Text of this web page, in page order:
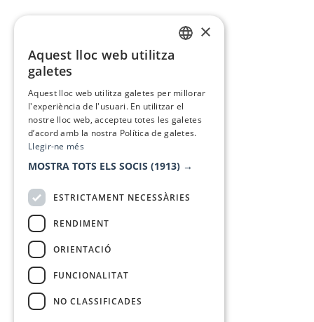
×
Aquest lloc web utilitza
galetes
Aquest lloc web utilitza galetes per millorar
l'experiència de l'usuari. En utilitzar el
nostre lloc web, accepteu totes les galetes
d’acord amb la nostra Política de galetes.
Llegir-ne més
MOSTRA TOTS ELS SOCIS (1913) →
ESTRICTAMENT NECESSÀRIES
RENDIMENT
ORIENTACIÓ
FUNCIONALITAT
NO CLASSIFICADES